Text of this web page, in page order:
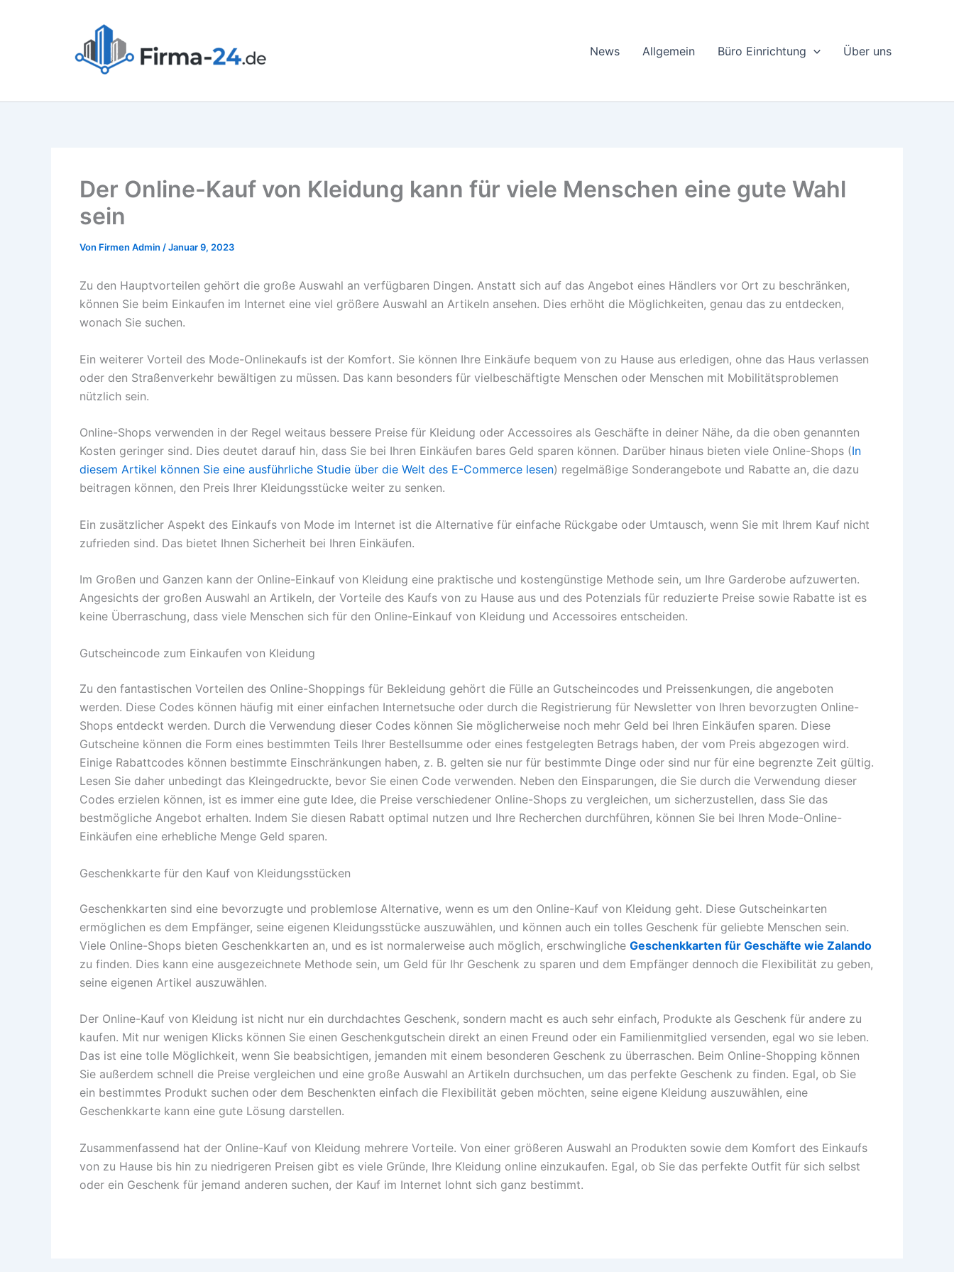
News Allgemein Büro Einrichtung Über uns
Der Online-Kauf von Kleidung kann für viele Menschen eine gute Wahl
sein
Von Firmen Admin /Januar 9, 2023
Zu den Hauptvorteilen gehört die große Auswahl an verfügbaren Dingen. Anstatt sich auf das Angebot eines Händlers vor Ort zu beschränken,
können Sie beim Einkaufen im Internet eine viel größere Auswahl an Artikeln ansehen. Dies erhöht die Möglichkeiten, genau das zu entdecken,
wonach Sie suchen.
Ein weiterer Vorteil des Mode-Onlinekaufs ist der Komfort. Sie können Ihre Einkäufe bequem von zu Hause aus erledigen, ohne das Haus verlassen
oder den Straßenverkehr bewältigen zu müssen. Das kann besonders für vielbeschäftigte Menschen oder Menschen mit Mobilitätsproblemen
nützlich sein.
Online-Shops verwenden in der Regel weitaus bessere Preise für Kleidung oder Accessoires als Geschäfte in deiner Nähe, da die oben genannten
Kosten geringer sind. Dies deutet darauf hin, dass Sie bei Ihren Einkäufen bares Geld sparen können. Darüber hinaus bieten viele Online-Shops (In
diesem Artikel können Sie eine ausführliche Studie über die Welt des E-Commerce lesen) regelmäßige Sonderangebote und Rabatte an, die dazu
beitragen können, den Preis Ihrer Kleidungsstücke weiter zu senken.
Ein zusätzlicher Aspekt des Einkaufs von Mode im Internet ist die Alternative für einfache Rückgabe oder Umtausch, wenn Sie mit Ihrem Kauf nicht
zufrieden sind. Das bietet Ihnen Sicherheit bei Ihren Einkäufen.
Im Großen und Ganzen kann der Online-Einkauf von Kleidung eine praktische und kostengünstige Methode sein, um Ihre Garderobe aufzuwerten.
Angesichts der großen Auswahl an Artikeln, der Vorteile des Kaufs von zu Hause aus und des Potenzials für reduzierte Preise sowie Rabatte ist es
keine Überraschung, dass viele Menschen sich für den Online-Einkauf von Kleidung und Accessoires entscheiden.
Gutscheincode zum Einkaufen von Kleidung
Zu den fantastischen Vorteilen des Online-Shoppings für Bekleidung gehört die Fülle an Gutscheincodes und Preissenkungen, die angeboten
werden. Diese Codes können häufig mit einer einfachen Internetsuche oder durch die Registrierung für Newsletter von Ihren bevorzugten Online-
Shops entdeckt werden. Durch die Verwendung dieser Codes können Sie möglicherweise noch mehr Geld bei Ihren Einkäufen sparen. Diese
Gutscheine können die Form eines bestimmten Teils Ihrer Bestellsumme oder eines festgelegten Betrags haben, der vom Preis abgezogen wird.
Einige Rabattcodes können bestimmte Einschränkungen haben, z. B. gelten sie nur für bestimmte Dinge oder sind nur für eine begrenzte Zeit gültig.
Lesen Sie daher unbedingt das Kleingedruckte, bevor Sie einen Code verwenden. Neben den Einsparungen, die Sie durch die Verwendung dieser
Codes erzielen können, ist es immer eine gute Idee, die Preise verschiedener Online-Shops zu vergleichen, um sicherzustellen, dass Sie das
bestmögliche Angebot erhalten. Indem Sie diesen Rabatt optimal nutzen und Ihre Recherchen durchführen, können Sie bei Ihren Mode-Online-
Einkäufen eine erhebliche Menge Geld sparen.
Geschenkkarte für den Kauf von Kleidungsstücken
Geschenkkarten sind eine bevorzugte und problemlose Alternative, wenn es um den Online-Kauf von Kleidung geht. Diese Gutscheinkarten
ermöglichen es dem Empfänger, seine eigenen Kleidungsstücke auszuwählen, und können auch ein tolles Geschenk für geliebte Menschen sein.
Viele Online-Shops bieten Geschenkkarten an, und es ist normalerweise auch möglich, erschwingliche Geschenkkarten für Geschäfte wie Zalando
zu finden. Dies kann eine ausgezeichnete Methode sein, um Geld für Ihr Geschenk zu sparen und dem Empfänger dennoch die Flexibilität zu geben,
seine eigenen Artikel auszuwählen.
Der Online-Kauf von Kleidung ist nicht nur ein durchdachtes Geschenk, sondern macht es auch sehr einfach, Produkte als Geschenk für andere zu
kaufen. Mit nur wenigen Klicks können Sie einen Geschenkgutschein direkt an einen Freund oder ein Familienmitglied versenden, egal wo sie leben.
Das ist eine tolle Möglichkeit, wenn Sie beabsichtigen, jemanden mit einem besonderen Geschenk zu überraschen. Beim Online-Shopping können
Sie außerdem schnell die Preise vergleichen und eine große Auswahl an Artikeln durchsuchen, um das perfekte Geschenk zu finden. Egal, ob Sie
ein bestimmtes Produkt suchen oder dem Beschenkten einfach die Flexibilität geben möchten, seine eigene Kleidung auszuwählen, eine
Geschenkkarte kann eine gute Lösung darstellen.
Zusammenfassend hat der Online-Kauf von Kleidung mehrere Vorteile. Von einer größeren Auswahl an Produkten sowie dem Komfort des Einkaufs
von zu Hause bis hin zu niedrigeren Preisen gibt es viele Gründe, Ihre Kleidung online einzukaufen. Egal, ob Sie das perfekte Outfit für sich selbst
oder ein Geschenk für jemand anderen suchen, der Kauf im Internet lohnt sich ganz bestimmt.